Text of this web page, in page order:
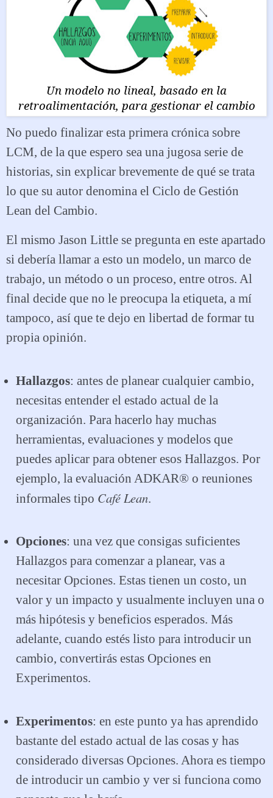
Un modelo no lineal, basado en la
retroalimentación, para gestionar el cambio
No puedo finalizar esta primera crónica sobre
LCM, de la que espero sea una jugosa serie de
historias, sin explicar brevemente de qué se trata
lo que su autor denomina el Ciclo de Gestión
Lean del Cambio.
El mismo Jason Little se pregunta en este apartado
si debería llamar a esto un modelo, un marco de
trabajo, un método o un proceso, entre otros. Al
final decide que no le preocupa la etiqueta, a mí
tampoco, así que te dejo en libertad de formar tu
propia opinión.
Hallazgos: antes de planear cualquier cambio,
necesitas entender el estado actual de la
organización. Para hacerlo hay muchas
herramientas, evaluaciones y modelos que
puedes aplicar para obtener esos Hallazgos. Por
ejemplo, la evaluación ADKAR® o reuniones
informales tipo Café Lean.
Opciones: una vez que consigas suficientes
Hallazgos para comenzar a planear, vas a
necesitar Opciones. Estas tienen un costo, un
valor y un impacto y usualmente incluyen una o
más hipótesis y beneficios esperados. Más
adelante, cuando estés listo para introducir un
cambio, convertirás estas Opciones en
Experimentos.
Experimentos: en este punto ya has aprendido
bastante del estado actual de las cosas y has
considerado diversas Opciones. Ahora es tiempo
de introducir un cambio y ver si funciona como